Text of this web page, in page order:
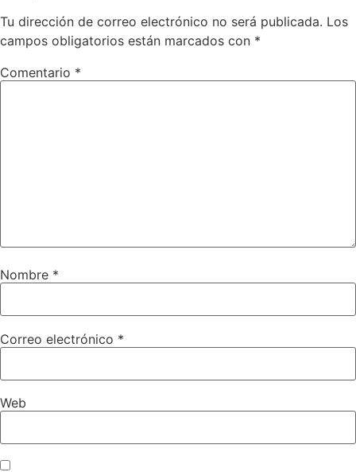
Tu dirección de correo electrónico no será publicada. Los
campos obligatorios están marcados con *
Comentario *
Nombre *
Correo electrónico *
Web